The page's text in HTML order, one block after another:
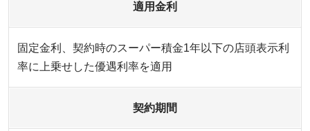
適用金利
固定金利、契約時のスーパー積金1年以下の店頭表示利
率に上乗せした優遇利率を適用
契約期間